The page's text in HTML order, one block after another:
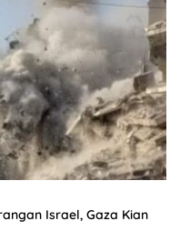
Israel, Gaza Kian